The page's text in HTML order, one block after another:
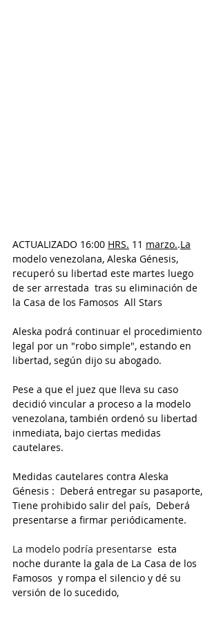
ACTUALIZADO 16:00 HRS. 11 marzo..La
modelo venezolana, Aleska Génesis,
recuperó su libertad este martes luego
de ser arrestada  tras su eliminación de
la Casa de los Famosos  All Stars
Aleska podrá continuar el procedimiento
legal por un "robo simple", estando en
libertad, según dijo su abogado.
Pese a que el juez que lleva su caso
decidió vincular a proceso a la modelo
venezolana, también ordenó su libertad
inmediata, bajo ciertas medidas
cautelares.
Medidas cautelares contra Aleska
Génesis :  Deberá entregar su pasaporte,
Tiene prohibido salir del país,  Deberá
presentarse a firmar periódicamente.
La modelo podría presentarse esta
noche durante la gala de La Casa de los
Famosos  y rompa el silencio y dé su
versión de lo sucedido,